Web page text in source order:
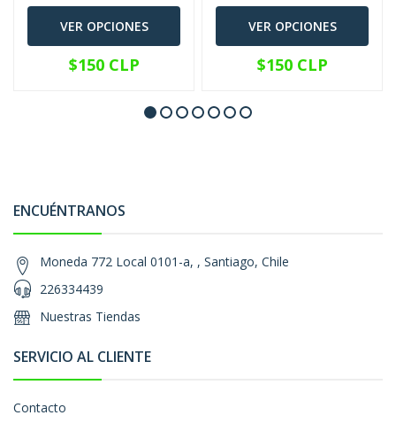
VER OPCIONES
$150 CLP
VER OPCIONES
$150 CLP
ENCUÉNTRANOS
Moneda 772 Local 0101-a, , Santiago, Chile
226334439
Nuestras Tiendas
SERVICIO AL CLIENTE
Contacto